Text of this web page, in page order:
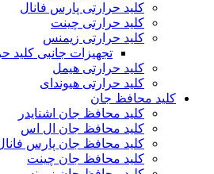
کلید حرارتی پارس فانال
کلید حرارتی چینت
کلید حرارتی زیمنس
تجهیزات جانبی کلید
کلید حرارتی هیمل
کلید حرارتی هیوندای
کلید محافظ جان
کلید محافظ جان اشنایدر
کلید محافظ جان ال اس
کلید محافظ جان پارس
کلید محافظ جان چینت